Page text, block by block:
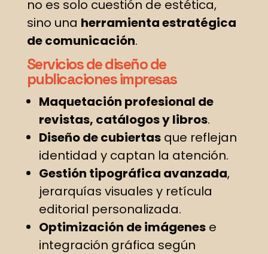
no es solo cuestión de estética,
sino una herramienta estratégica
de comunicación.
Servicios de diseño de
publicaciones impresas
Maquetación profesional de
revistas, catálogos y libros.
Diseño de cubiertasque reflejan
identidad y captan la atención.
Gestión tipográfica avanzada,
jerarquías visuales y retícula
editorial personalizada.
Optimización de imágenese
integración gráfica según